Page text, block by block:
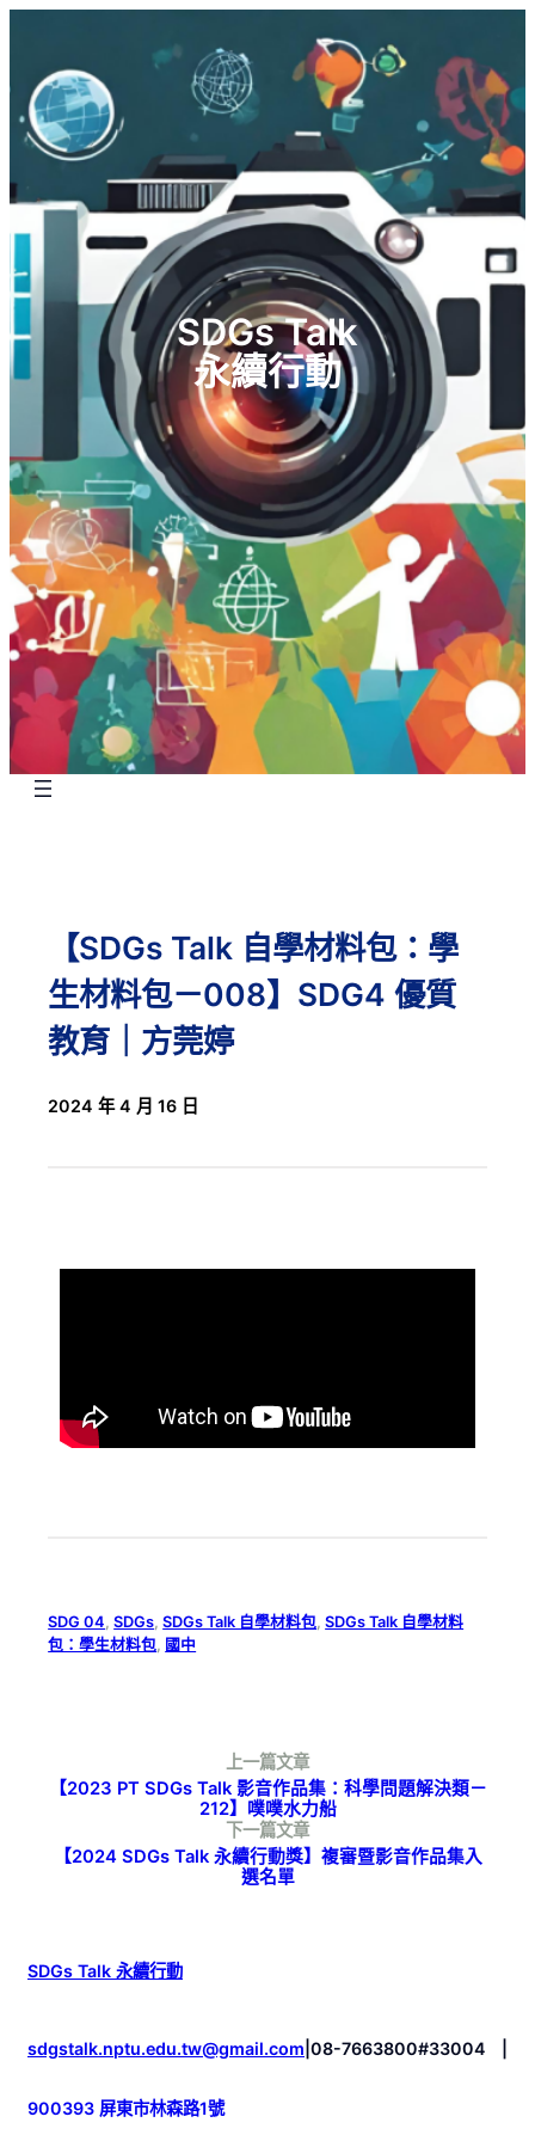
SDGs Talk
永續行動
【SDGs Talk 自學材料包：學
生材料包－008】SDG4 優質
教育｜方莞婷
2024 年 4 月 16 日
SDG 04 , SDGs , SDGs Talk 自學材料包 , SDGs Talk 自學材料
包：學生材料包
國中
上一篇文章
【2023 PT SDGs Talk 影音作品集：科學問題解決類－
212】噗噗水力船
下一篇文章
【2024 SDGs Talk 永續行動獎】複審暨影音作品集入
選名單
SDGs Talk 永續行動
sdgstalk.nptu.edu.tw@gmail.com 08-7663800#33004
900393 屏東市林森路1號